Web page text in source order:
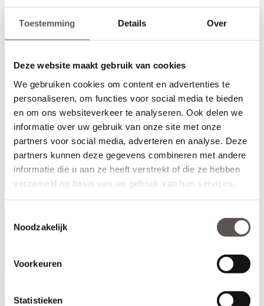
Toestemming Details Over
Deze website maakt gebruik van cookies
We gebruiken cookies om content en advertenties te
personaliseren, om functies voor social media te bieden
en om ons websiteverkeer te analyseren. Ook delen we
informatie over uw gebruik van onze site met onze
partners voor social media, adverteren en analyse. Deze
partners kunnen deze gegevens combineren met andere
informatie die u aan ze heeft verstrekt of die ze hebben
verzameld op basis van uw gebruik van hun services.
Noodzakelijk
Voorkeuren
Statistieken
Inhoud van de set
+ Universele bouten en montagemateriaal voor een snelle
+ Geschikt voor alle standaard loopsloten en binnendeuren